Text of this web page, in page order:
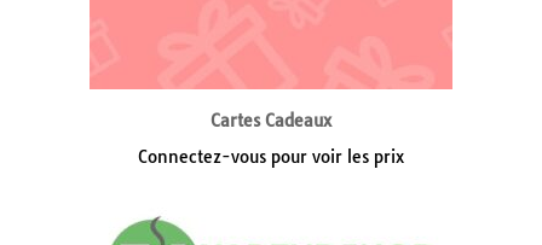
Cartes Cadeaux
Connectez-vous pour voir les prix